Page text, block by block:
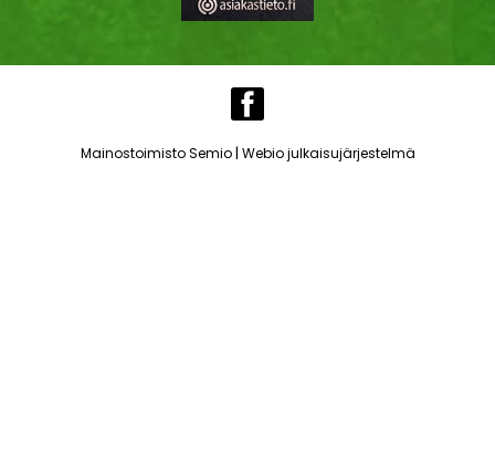
Mainostoimisto Semio| Webio julkaisujärjestelmä